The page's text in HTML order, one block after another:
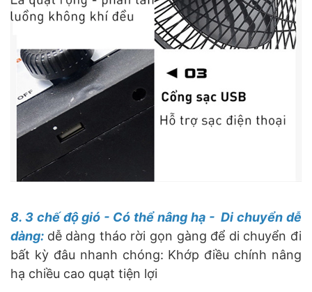
8. 3 chế độ gió - Có thể nâng hạ - Di chuyển dễ
dàng: dễ dàng tháo rời gọn gàng để di chuyển đi
bất kỳ đâu nhanh chóng: Khớp điều chính nâng
hạ chiều cao quạt tiện lợi